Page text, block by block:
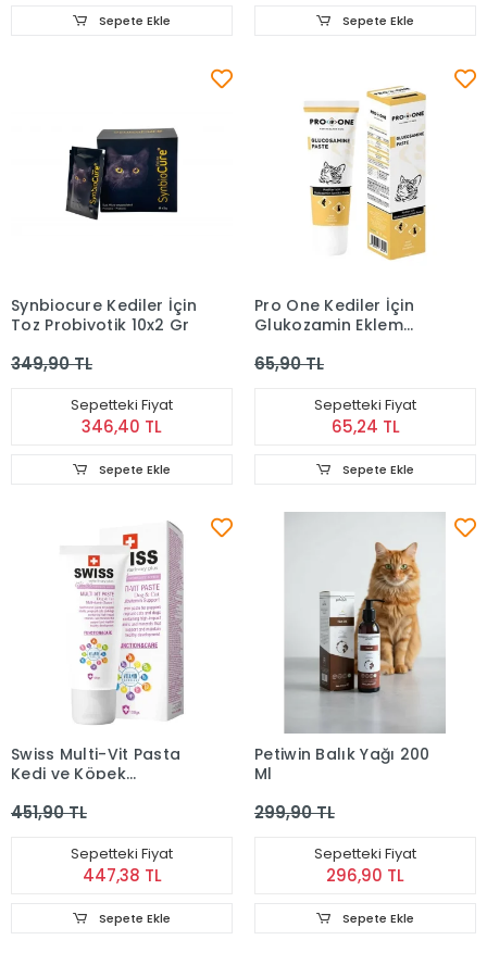
Sepete Ekle Sepete Ekle
Synbiocure Kediler İçin
Toz Probiyotik 10x2 Gr
349,90 TL
Sepetteki Fiyat
346,40 TL
Sepete Ekle
Pro One Kediler İçin
Glukozamin Eklem
65,90 TL
Sepetteki Fiyat
65,24 TL
Sepete Ekle
Swiss Multi-Vit Pasta
Kedi ve Köpek
451,90 TL
Sepetteki Fiyat
447,38 TL
Sepete Ekle
Petiwin Balık Yağı 200
Ml
299,90 TL
Sepetteki Fiyat
296,90 TL
Sepete Ekle